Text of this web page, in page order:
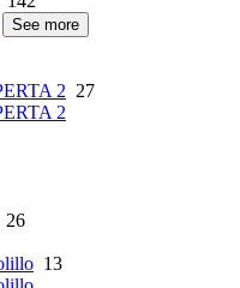
See more
2 27
2
26
13